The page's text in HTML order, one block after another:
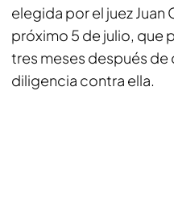
elegida por el juez Juan
próximo 5 de julio, que
tres meses después de
diligencia contra ella.